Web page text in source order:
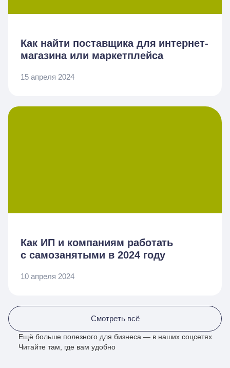
Как найти поставщика для интернет-
магазина или маркетплейса
15 апреля 2024
Как ИП и компаниям работать
с самозанятыми в 2024 году
10 апреля 2024
Смотреть всё
Ещё больше полезного для бизнеса — в наших соцсетях
Читайте там, где вам удобно